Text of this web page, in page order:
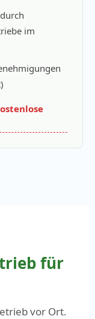
im
für
vor Ort.